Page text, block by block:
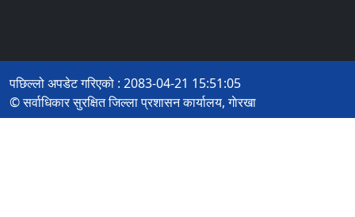
पछिल्लो अपडेट गरिएको : 2083-04-21 15:51:05
© सर्वाधिकार सुरक्षित जिल्ला प्रशासन कार्यालय, गाेरखा